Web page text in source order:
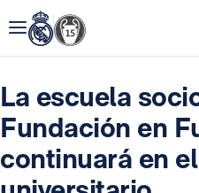
La escuela
Fundación en
continuará en